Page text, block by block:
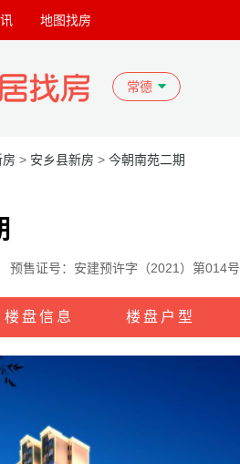
地图找房
常德
> 安乡县新房 > 今朝南苑二期
预售证号：安建预许字（2021）第014号
楼盘信息 楼盘户型